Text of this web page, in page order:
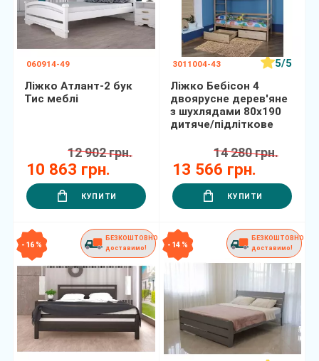
060914-49
Ліжко Атлант-2 бук
Тис меблі
10 863 грн.
12 902 грн.
КУПИТИ
3011004-43
5/5
Ліжко Бебісон 4
двоярусне дерев'яне
з шухлядами 80х190
дитяче/підліткове
13 566 грн.
14 280 грн.
КУПИТИ
- 16 %
БЕЗКОШТОВНО
доставимо!
- 14 %
БЕЗКОШТОВНО
доставимо!